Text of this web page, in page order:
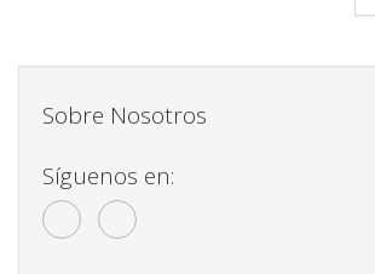
Sobre Nosotros
Síguenos en: